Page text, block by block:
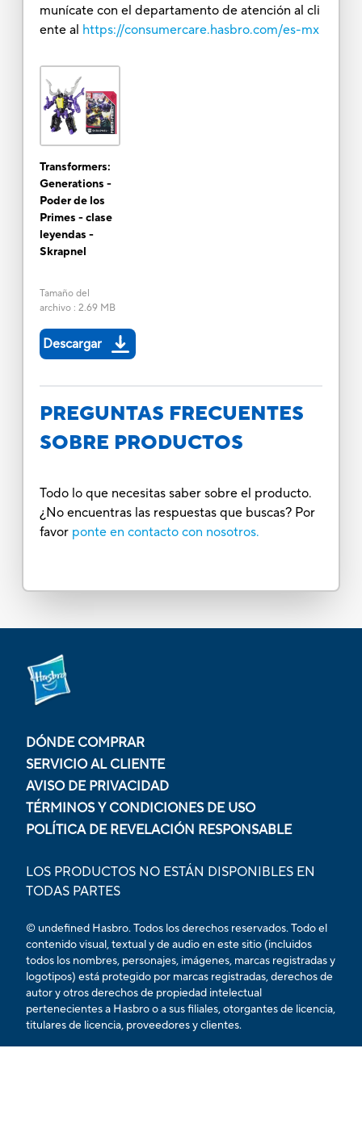
munícate con el departamento de atención al cli
ente al https://consumercare.hasbro.com/es-mx
Transformers:
Generations -
Poder de los
Primes - clase
leyendas -
Skrapnel
Tamaño del
archivo: 2.69 MB
Descargar
PREGUNTAS FRECUENTES
SOBRE PRODUCTOS
Todo lo que necesitas saber sobre el producto.
¿No encuentras las respuestas que buscas? Por
favor ponte en contacto con nosotros.
DÓNDE COMPRAR
SERVICIO AL CLIENTE
AVISO DE PRIVACIDAD
TÉRMINOS Y CONDICIONES DE USO
POLÍTICA DE REVELACIÓN RESPONSABLE
LOS PRODUCTOS NO ESTÁN DISPONIBLES EN
TODAS PARTES
© undefined Hasbro. Todos los derechos reservados. Todo el
contenido visual, textual y de audio en este sitio (incluidos
todos los nombres, personajes, imágenes, marcas registradas y
logotipos) está protegido por marcas registradas, derechos de
autor y otros derechos de propiedad intelectual
pertenecientes a Hasbro o a sus filiales, otorgantes de licencia,
titulares de licencia, proveedores y clientes.